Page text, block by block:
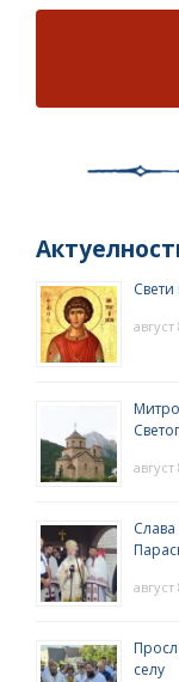
август
август
август
селу